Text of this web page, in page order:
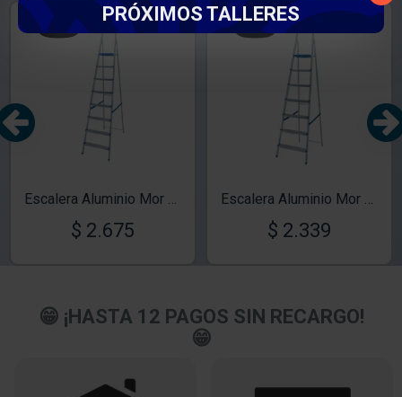
PRÓXIMOS TALLERES
TEXTTRANSPARENTE
Escalera Aluminio Mor Tijera 8 escalones
$ 2.675
Escalera Aluminio Mor Tijera 7 escalones
$ 2.339
😁 ¡HASTA 12 PAGOS SIN RECARGO!
😁